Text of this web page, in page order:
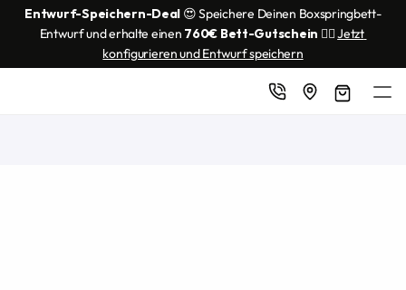
Entwurf-Speichern-Deal 😍 Speichere Deinen Boxspringbett-
Entwurf und erhalte einen 760€ Bett-Gutschein 👌🏼 Jetzt
konfigurieren und Entwurf speichern